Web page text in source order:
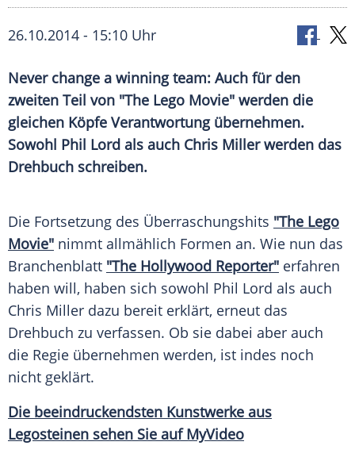
26.10.2014 - 15:10 Uhr
Never change a winning team: Auch für den
zweiten Teil von "The Lego Movie" werden die
gleichen Köpfe Verantwortung übernehmen.
Sowohl Phil Lord als auch Chris Miller werden das
Drehbuch schreiben.
Die Fortsetzung des Überraschungshits "The Lego
Movie" nimmt allmählich Formen an. Wie nun das
Branchenblatt "The Hollywood Reporter" erfahren
haben will, haben sich sowohl Phil Lord als auch
Chris Miller dazu bereit erklärt, erneut das
Drehbuch zu verfassen. Ob sie dabei aber auch
die Regie übernehmen werden, ist indes noch
nicht geklärt.
Die beeindruckendsten Kunstwerke aus
Legosteinen sehen Sie auf MyVideo